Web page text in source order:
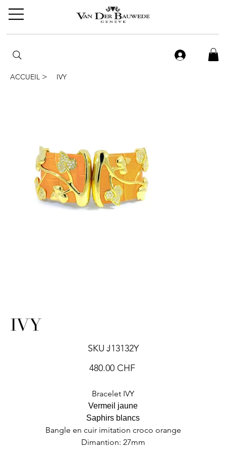
ACCUEIL > IVY
IVY
SKU :SKU
J13132Y
J13132Y
Prix
480.00 CHF
Bracelet IVY
Vermeil jaune
Saphirs blancs
Bangle en cuir imitation croco orange
Dimantion: 27mm